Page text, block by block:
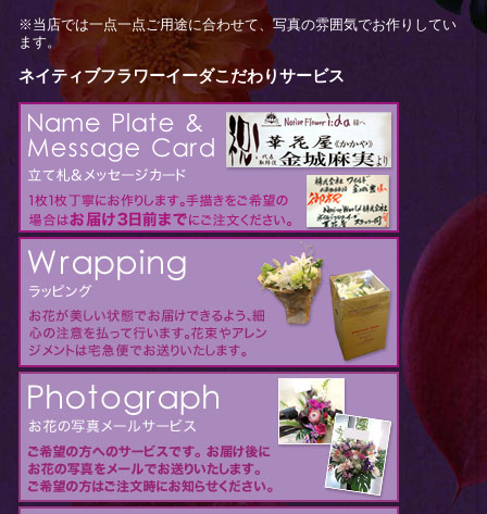
※当店では一点一点ご用途に合わせて、写真の雰囲気でお作りしてい
ます。
ネイティブフラワーイーダこだわりサービス